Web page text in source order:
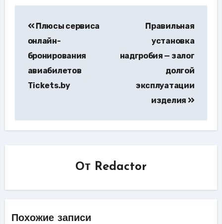
по
записям
Плюсы сервиса
онлайн-
бронирования
авиабилетов
Tickets.by
Правильная
установка
надгробия — залог
долгой
эксплуатации
изделия
От Redactor
Похожие записи